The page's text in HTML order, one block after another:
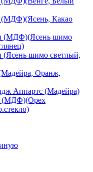
(МДФ)(Ясень, Какао
(МДФ)(Ясень шимо
шимо светлый,
Оранж,
Аппартс (Мадейра)
(МДФ)(Орех